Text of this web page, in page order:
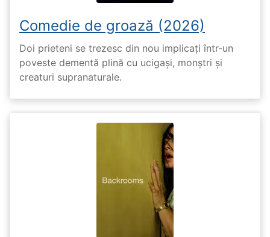
Comedie de groază (2026)
Doi prieteni se trezesc din nou implicați într-un
poveste dementă plină cu ucigași, monștri și
creaturi supranaturale.